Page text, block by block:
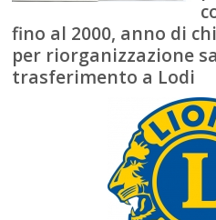
fino al 2000, anno di
per riorganizzazione
trasferimento a Lodi